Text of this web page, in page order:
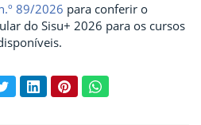
89/2026 para conferir o
do Sisu+ 2026 para os cursos
conteúdo:
TwitterLinkedInPinterestWhatsApp